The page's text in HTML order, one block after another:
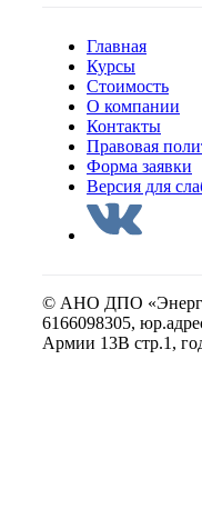
Главная
Курсы
Стоимость
О компании
Контакты
Правовая
Форма заявки
Версия для
© АНО ДПО
6166098305,
Армии 13В стр.1,